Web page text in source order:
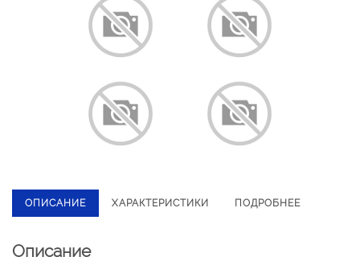
ОПИСАНИЕ ХАРАКТЕРИСТИКИ ПОДРОБНЕЕ
Описание